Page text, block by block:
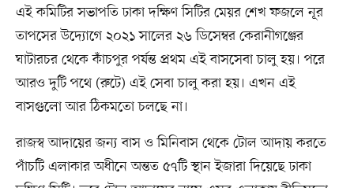
এই কমিটির সভাপতি ঢাকা দক্ষিণ সিটির মেয়র শেখ ফজলে নূর
তাপসের উদ্যোগে ২০২১ সালের ২৬ ডিসেম্বর কেরানীগঞ্জের
ঘাটারচর থেকে কাঁচপুর পর্যন্ত প্রথম এই বাসসেবা চালু হয়। পরে
আরও দুটি পথে (রুটে) এই সেবা চালু করা হয়। এখন এই
বাসগুলো আর ঠিকমতো চলছে না।
রাজস্ব আদায়ের জন্য বাস ও মিনিবাস থেকে টোল আদায় করতে
পাঁচটি এলাকার অধীনে অন্তত ৫৭টি স্থান ইজারা দিয়েছে ঢাকা